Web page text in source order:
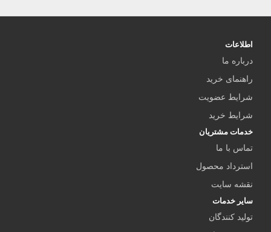
اطلاعات
درباره ما
راهنمای خرید
شرایط عضویت
شرایط خرید
خدمات مشتریان
تماس با ما
استرداد محصول
نقشه سایت
سایر خدمات
تولید کنندگان